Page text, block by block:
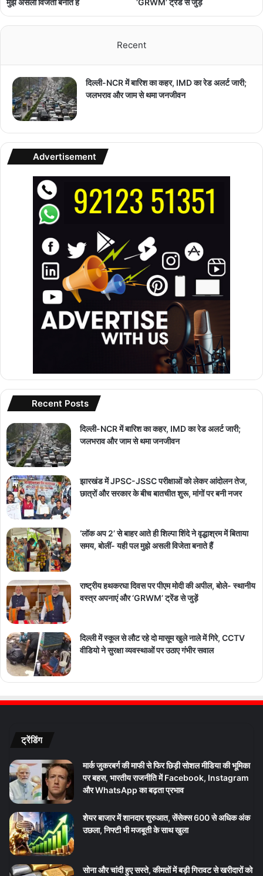
Recent
दिल्ली-NCR में बारिश का कहर, IMD का रेड अलर्ट जारी;
जलभराव और जाम से थमा जनजीवन
Advertisement
Recent Posts
दिल्ली-NCR में बारिश का कहर, IMD का रेड अलर्ट जारी;
जलभराव और जाम से थमा जनजीवन
झारखंड में JPSC-JSSC परीक्षाओं को लेकर आंदोलन तेज,
छात्रों और सरकार के बीच बातचीत शुरू, मांगों पर बनी नजर
‘लॉक अप 2’ से बाहर आते ही शिल्पा शिंदे ने वृद्धाश्रम में बिताया
समय, बोलीं- यही पल मुझे असली विजेता बनाते हैं
राष्ट्रीय हथकरघा दिवस पर पीएम मोदी की अपील, बोले- स्थानीय
वस्त्र अपनाएं और ‘GRWM’ ट्रेंड से जुड़ें
दिल्ली में स्कूल से लौट रहे दो मासूम खुले नाले में गिरे, CCTV
वीडियो ने सुरक्षा व्यवस्थाओं पर उठाए गंभीर सवाल
ट्रेंडिंग
मार्क जुकरबर्ग की माफी से फिर छिड़ी सोशल मीडिया की भूमिका
पर बहस, भारतीय राजनीति में Facebook, Instagram
और WhatsApp का बढ़ता प्रभाव
शेयर बाजार में शानदार शुरुआत, सेंसेक्स 600 से अधिक अंक
उछला, निफ्टी भी मजबूती के साथ खुला
सोना और चांदी हुए सस्ते, कीमतों में बड़ी गिरावट से खरीदारों को